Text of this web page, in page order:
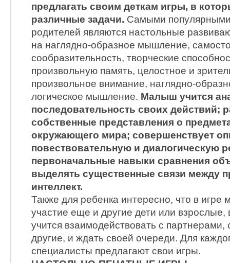
предлагать своим деткам игры, в
различные задачи. Самыми популярными
родителей являются настольные
на наглядно-образное мышление,
сообразительность, творческие
произвольную память, целостное и
произвольное внимание, наглядно-
логическое мышление. Малыш учится
последовательность своих действий;
собственные представления о
окружающего мира; совершенствует
повествовательную и диалогическую
первоначальные навыки сравнения
выделять существенные связи между
интеллект.
Также для ребенка интересно, что в игре
участие еще и другие дети или взрослые,
учится взаимодействовать с партнерами,
другие, и ждать своей очереди. Для
специалисты предлагают свои игры.